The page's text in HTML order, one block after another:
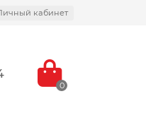
кабинет
0